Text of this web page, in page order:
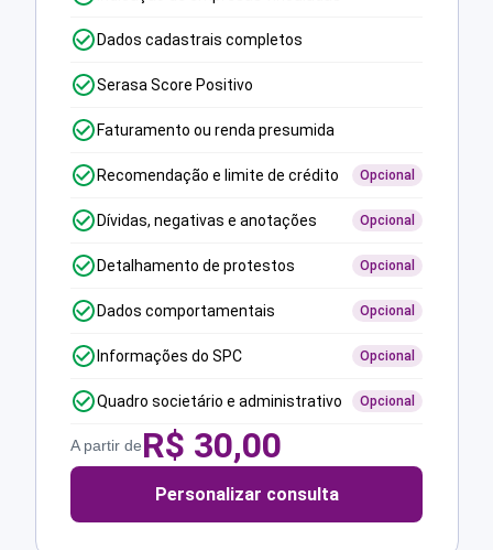
Dados cadastrais completos
Serasa Score Positivo
Faturamento ou renda presumida
Recomendação e limite de crédito Opcional
Dívidas, negativas e anotações Opcional
Detalhamento de protestos Opcional
Dados comportamentais Opcional
Informações do SPC Opcional
Quadro societário e administrativo Opcional
A partir deR$ 30,00
Personalizar consulta